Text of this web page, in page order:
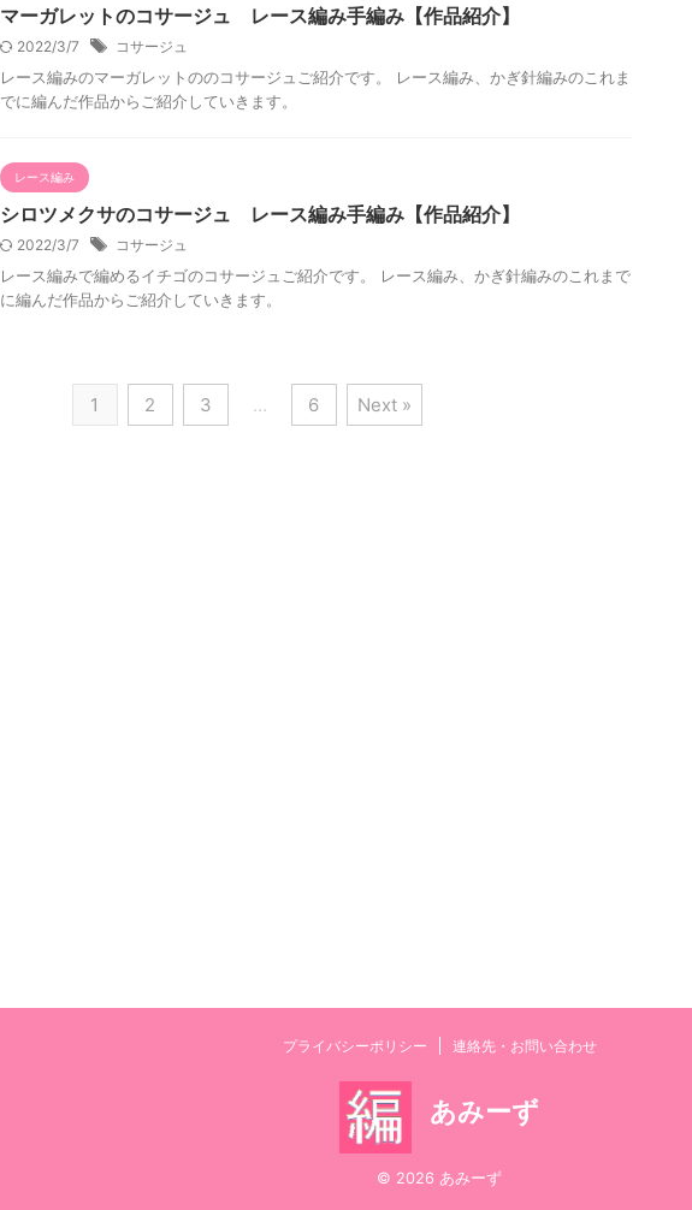
マーガレットのコサージュ レース編み手編み【作品紹介】
2022/3/7 コサージュ
レース編みのマーガレットののコサージュご紹介です。 レース編み、かぎ針編みのこれま
でに編んだ作品からご紹介していきます。
レース編み
シロツメクサのコサージュ レース編み手編み【作品紹介】
2022/3/7 コサージュ
レース編みで編めるイチゴのコサージュご紹介です。 レース編み、かぎ針編みのこれまで
に編んだ作品からご紹介していきます。
1 2 3 … 6 Next »
プライバシーポリシー 連絡先・お問い合わせ
あみーず
© 2026 あみーず